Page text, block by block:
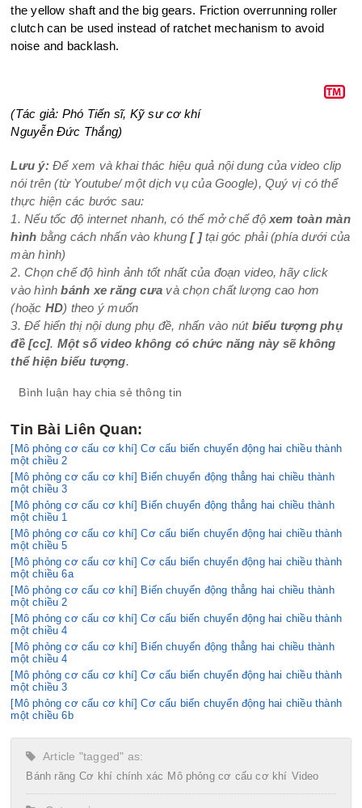
the yellow shaftand the big gears. Friction overrunning roller
clutch can be used instead of ratchet mechanism to avoid
noise and backlash.
(Tác giả: Phó Tiến sĩ, Kỹ sư cơ khí
Nguyễn Đức Thắng)
Lưu ý:Để xem và khai thác hiệu quả nội dung của video clip
nói trên (từ Youtube/ một dịch vụ của Google), Quý vị có thể
thực hiện các bước sau:
1. Nếu tốc độ internet nhanh, có thể mở chế độ xem toàn màn
hình bằng cách nhấn vào khung [ ] tại góc phải (phía dưới của
màn hình)
2. Chọn chế độ hình ảnh tốt nhất của đoạn video, hãy click
vào hình bánh xe răng cưa và chọn chất lượng cao hơn
(hoặc HD) theo ý muốn
3. Để hiển thị nội dung phụ đề, nhấn vào nút biểu tượng phụ
đề [cc]. Một số video không có chức năng này sẽ không
thể hiện biểu tượng.
Bình luận hay chia sẻ thông tin
Tin Bài Liên Quan:
[Mô phỏng cơ cấu cơ khí] Cơ cấu biến chuyển động hai chiều thành
một chiều 2
[Mô phỏng cơ cấu cơ khí] Biến chuyển động thẳng hai chiều thành
một chiều 3
[Mô phỏng cơ cấu cơ khí] Biến chuyển động thẳng hai chiều thành
một chiều 1
[Mô phỏng cơ cấu cơ khí] Cơ cấu biến chuyển động hai chiều thành
một chiều 5
[Mô phỏng cơ cấu cơ khí] Cơ cấu biến chuyển động hai chiều thành
một chiều 6a
[Mô phỏng cơ cấu cơ khí] Biến chuyển động thẳng hai chiều thành
một chiều 2
[Mô phỏng cơ cấu cơ khí] Cơ cấu biến chuyển động hai chiều thành
một chiều 4
[Mô phỏng cơ cấu cơ khí] Biến chuyển động thẳng hai chiều thành
một chiều 4
[Mô phỏng cơ cấu cơ khí] Cơ cấu biến chuyển động hai chiều thành
một chiều 3
[Mô phỏng cơ cấu cơ khí] Cơ cấu biến chuyển động hai chiều thành
một chiều 6b
Article "tagged" as:
Bánh răng Cơ khí chính xác Mô phỏng cơ cấu cơ khí Video